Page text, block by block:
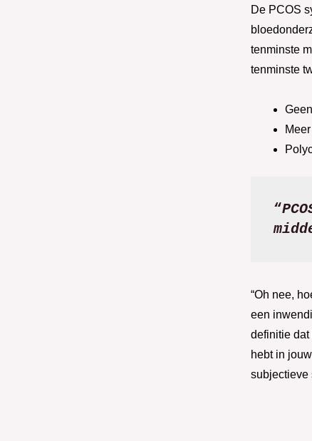
De PCOS
tenminste
tenminste
“
“Oh nee,
een
definitie
hebt in
subjectieve